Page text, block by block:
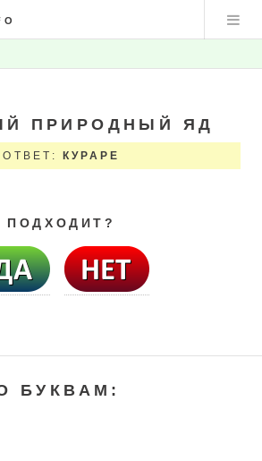
ПРИРОДНЫЙ ЯД
ОТВЕТ: КУРАРЕ
ПОДХОДИТ?
БУКВАМ: